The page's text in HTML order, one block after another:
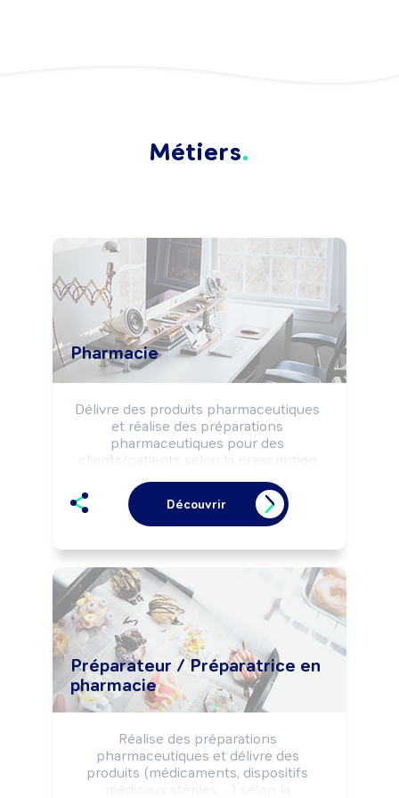
Métiers
Pharmacie
Délivre des produits pharmaceutiques
et réalise des préparations
pharmaceutiques pour des
clients/patients selon la prescription
Peut conseiller, vendre d'autres
produits (parapharmacie, matériel
médical, orthopédique, ...).
de formation.
Peut coordonner une équipe, diriger
une officine ou un service.
Découvrir
Préparateur / Préparatrice en
pharmacie
Réalise des préparations
pharmaceutiques et délivre des
produits (médicaments, dispositifs
médicaux stériles, ...) selon la